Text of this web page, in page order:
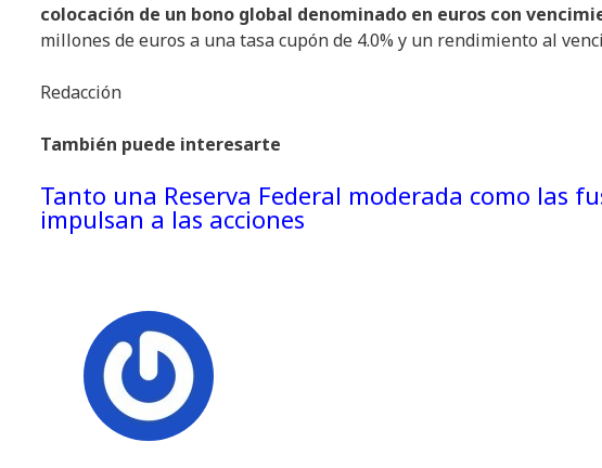
colocación de un bono global denominado en euros con
millones de euros a una tasa cupón de 4.0% y un rendimiento al
Redacción
También puede interesarte
Tanto una Reserva Federal moderada como las
impulsan a las acciones